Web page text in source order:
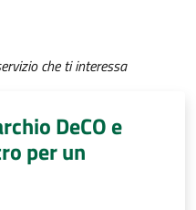
che ti interessa
DeCO e
per un